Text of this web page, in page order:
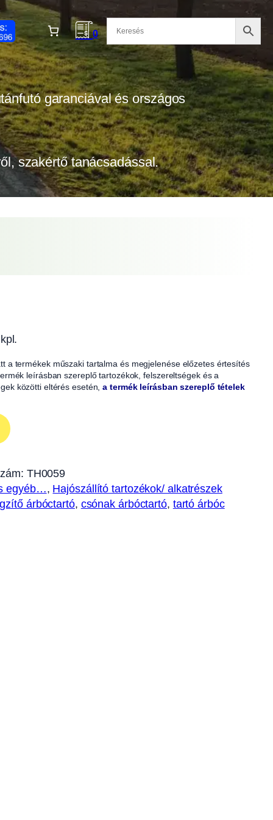
0
garanciával és országos
szakértő tanácsadással.
a termékek műszaki tartalma és megjelenése előzetes értesítés
leírásban szereplő tartozékok, felszereltségek és a
közötti eltérés esetén,a termék leírásban szereplő tételek
TH0059
egyéb…, Hajószállító tartozékok/ alkatrészek
árbóctartó, csónak árbóctartó, tartó árbóc